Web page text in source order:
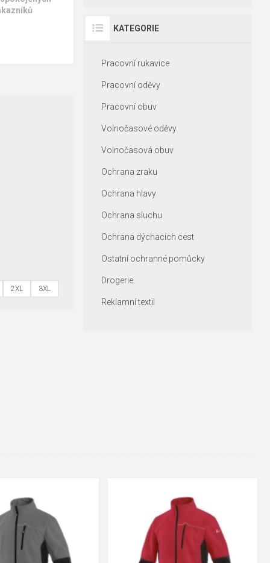
2XL 3XL
KATEGORIE
Pracovní rukavice
Pracovní oděvy
Pracovní obuv
Volnočasové oděvy
Volnočasová obuv
Ochrana zraku
Ochrana hlavy
Ochrana sluchu
Ochrana dýchacích cest
Ostatní ochranné pomůcky
Drogerie
Reklamní textil